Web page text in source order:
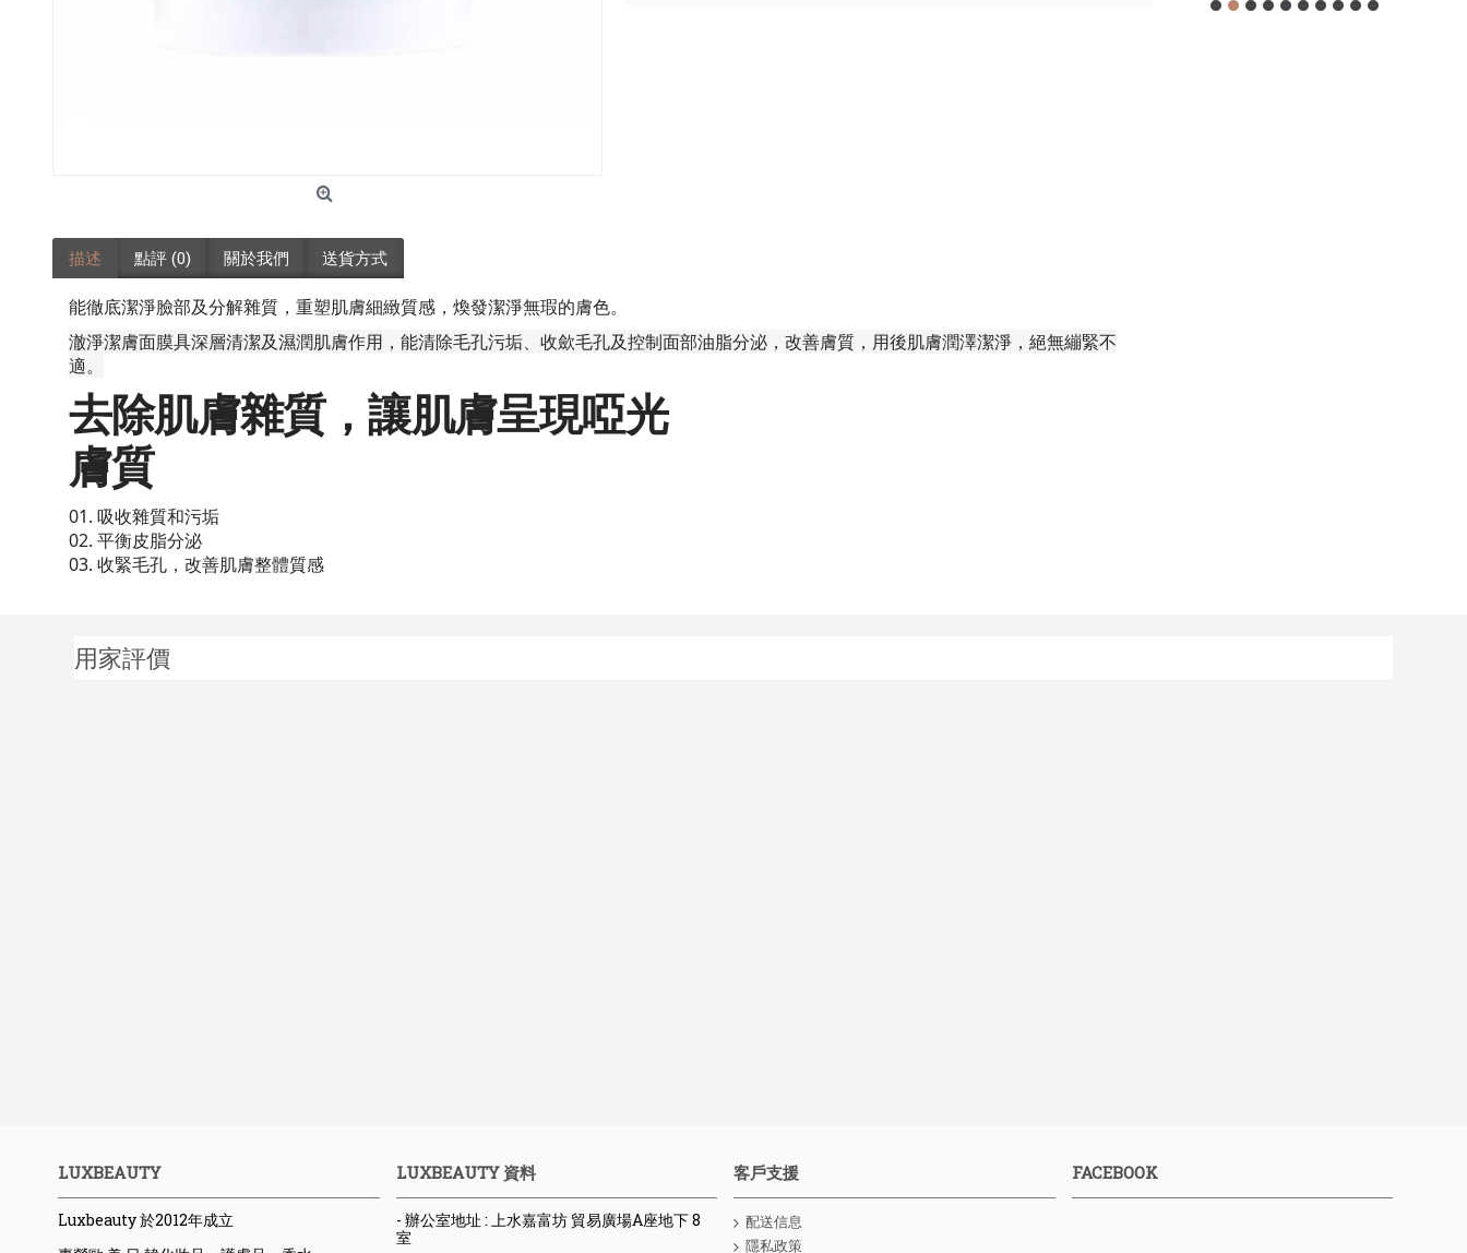
描述 點評 (0) 關於我們 送貨方式
能徹底潔淨臉部及分解雜質，重塑肌膚細緻質感，煥發潔淨無瑕的膚色。
澈淨潔膚面膜具深層清潔及濕潤肌膚作用，能清除毛孔污垢、收歛毛孔及控制面部油脂分泌，改善膚質，用後肌膚潤澤潔淨，絕無繃緊不
適。
去除肌膚雜質，讓肌膚呈現啞光
膚質
01. 吸收雜質和污垢
02. 平衡皮脂分泌
03. 收緊毛孔，改善肌膚整體質感
用家評價
LUXBEAUTY
Luxbeauty 於2012年成立
LUXBEAUTY 資料
- 辦公室地址 : 上水嘉富坊 貿易廣場A座地下 8
室
客戶支援
配送信息
隱私政策
FACEBOOK